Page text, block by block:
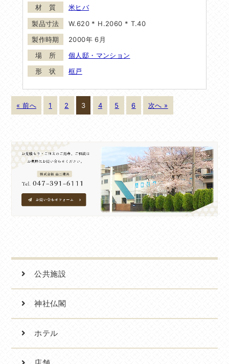
米ヒバ
W.620 * H.2060 * T.40
2000年 6月
個人邸・マンション
框戸
« 前へ 1 2 3 4 5 6 次へ »
公共施設
神社仏閣
ホテル